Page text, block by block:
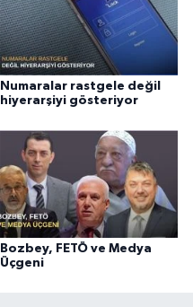
Numaralar rastgele değil
hiyerarşiyi gösteriyor
Bozbey, FETÖ ve Medya
Üçgeni